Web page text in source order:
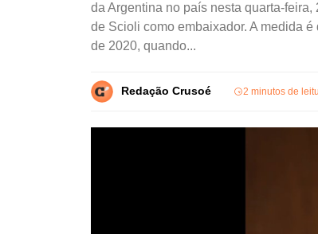
da Argentina no país nesta quarta-
de Scioli como embaixador. A medida
de 2020, quando...
Redação Crusoé 2 minutos de